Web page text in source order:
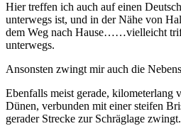
Hier treffen ich auch auf einen
unterwegs ist, und in der Nähe von
dem Weg nach Hause……vielleicht
unterwegs.
Ansonsten zwingt mir auch die
Ebenfalls meist gerade, kilometerlang
Dünen, verbunden mit einer steifen
gerader Strecke zur Schräglage zwingt.